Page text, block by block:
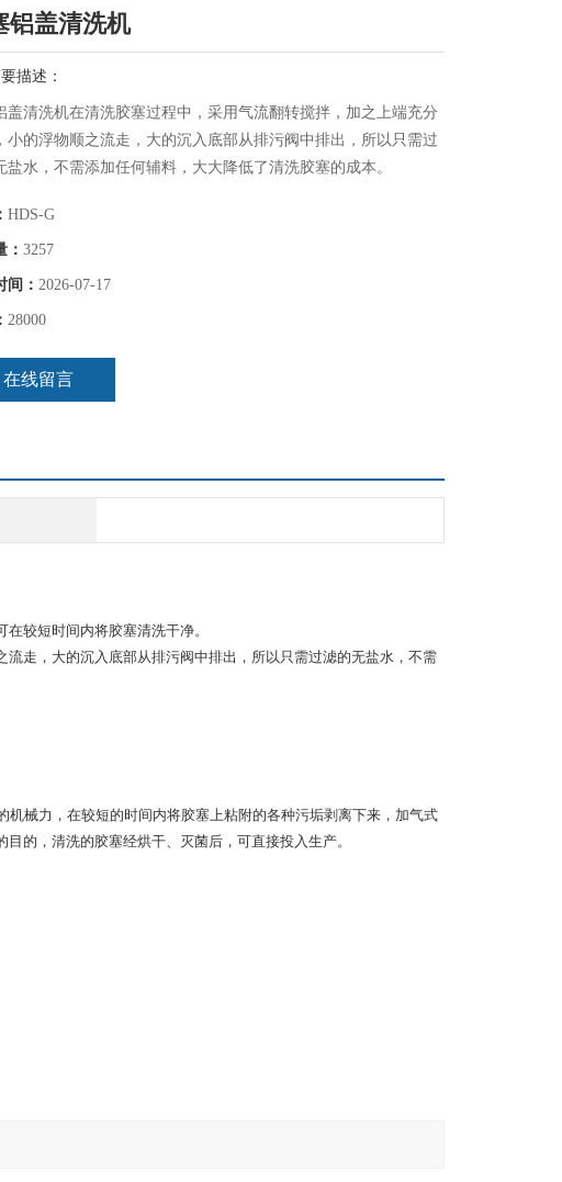
铝盖清洗机
描述：
盖清洗机在清洗胶塞过程中，采用气流翻转搅拌，加之上端充分
小的浮物顺之流走，大的沉入底部从排污阀中排出，所以只需过
盐水，不需添加任何辅料，大大降低了清洗胶塞的成本。
HDS-G
： 3257
间： 2026-07-17
28000
在线留言
较短时间内将胶塞清洗干净。
走，大的沉入底部从排污阀中排出，所以只需过滤的无盐水，不需
械力，在较短的时间内将胶塞上粘附的各种污垢剥离下来，加气式
的，清洗的胶塞经烘干、灭菌后，可直接投入生产。